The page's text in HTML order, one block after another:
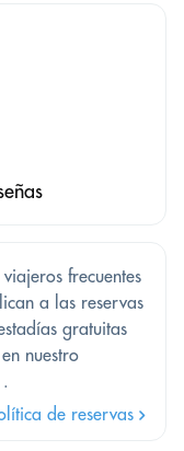
frecuentes
a las reservas
gratuitas
nuestro
.
de reservas